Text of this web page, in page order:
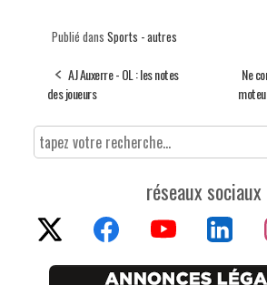
Publié dans Sports - autres
AJ Auxerre - OL : les notes
des joueurs
Ne
réseaux sociaux